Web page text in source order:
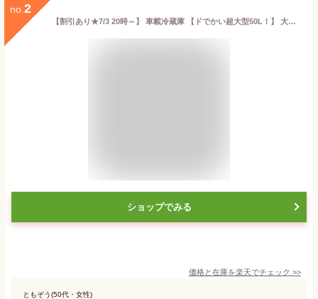
no. 2
【割引あり★7/3 20時～】 車載冷蔵庫 【ドでかい超大型50L！】 大型 30～50L 軽自動車～大型トラックまで AC100V DC12V DC24V 対応 PSE規格品 1年保証サポート付き ポータブル冷蔵庫 車載 冷蔵庫 冷凍庫 車 クーラーボックス 30L 40L 50L アウトドア 【楽天1位】
ショップでみる
価格と在庫を楽天でチェック >>
ともぞう(50代・女性)